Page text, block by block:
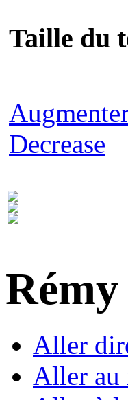
Taille du
Decrease
Aller
Aller au